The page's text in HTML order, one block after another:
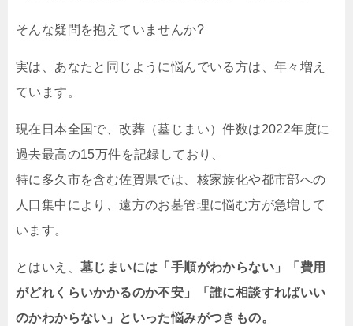
そんな疑問を抱えていませんか?
実は、あなたと同じように悩んでいる方は、年々増え
ています。
現在日本全国で、改葬（墓じまい）件数は2022年度に
過去最高の15万件を記録しており、
特に多久市を含む佐賀県では、核家族化や都市部への
人口集中により、遠方のお墓管理に悩む方が急増して
います。
とはいえ、 墓じまいには「手順がわからない」「費用
がどれくらいかかるのか不安」「誰に相談すればいい
のかわからない」といった悩みがつきもの。